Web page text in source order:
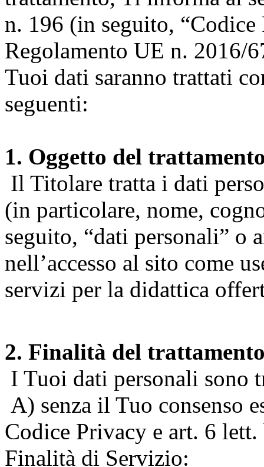
n. 196 (in seguito, “Codice
Regolamento UE n. 2016/
Tuoi dati saranno trattati
seguenti:
1. Oggetto del
Il Titolare tratta i dati
(in particolare, nome,
seguito, “dati personali” o
nell’accesso al sito come
servizi per la didattica
2. Finalità del
I Tuoi dati personali sono
A) senza il Tuo consenso
Codice Privacy e art. 6
Finalità di Servizio: